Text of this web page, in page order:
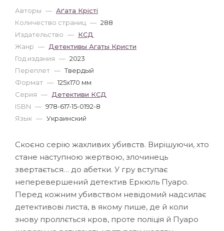
Авторы — Аґата Крісті
Количество страниц — 288
Издательство — КСД
Жанр — Детективы Агаты Кристи
Год издания — 2023
Переплет — Твердый
Формат — 125x170 мм
Серия — Детективи КСД
ISBN — 978-617-15-0192-8
Язык — Украинский
Скоєно серію жахливих убивств. Вирішуючи, хто
стане наступною жертвою, злочинець
звертається… до абетки. У гру вступає
неперевершений детектив Еркюль Пуаро.
Перед кожним убивством невідомий надсилає
детективові листа, в якому пише, де й коли
знову проллється кров, проте поліція й Пуаро